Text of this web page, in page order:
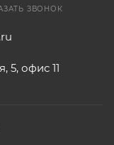
ЗВОНОК
5, офис 11